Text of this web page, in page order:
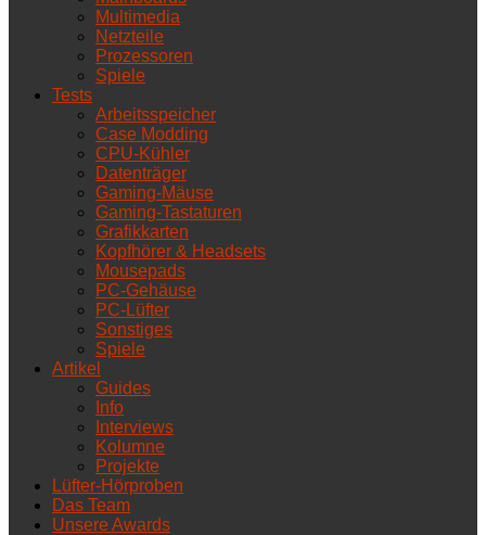
Multimedia
Netzteile
Prozessoren
Spiele
Tests
Arbeitsspeicher
Case Modding
CPU-Kühler
Datenträger
Gaming-Mäuse
Gaming-Tastaturen
Grafikkarten
Kopfhörer & Headsets
Mousepads
PC-Gehäuse
PC-Lüfter
Sonstiges
Spiele
Artikel
Guides
Info
Interviews
Kolumne
Projekte
Lüfter-Hörproben
Das Team
Unsere Awards